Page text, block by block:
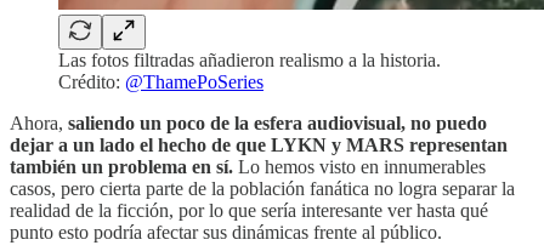
Las fotos filtradas añadieron realismo a la historia.
Crédito: @ThamePoSeries
Ahora, saliendo un poco de la esfera audiovisual, no puedo
dejar a un lado el hecho de que LYKN y MARS representan
también un problema en sí. Lo hemos visto en innumerables
casos, pero cierta parte de la población fanática no logra separar la
realidad de la ficción, por lo que sería interesante ver hasta qué
punto esto podría afectar sus dinámicas frente al público.